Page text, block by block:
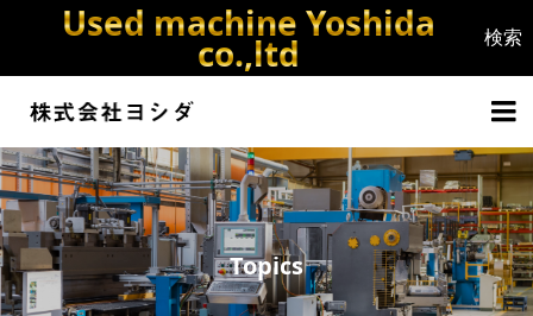
Used machine Yoshida
co.,ltd


Topics